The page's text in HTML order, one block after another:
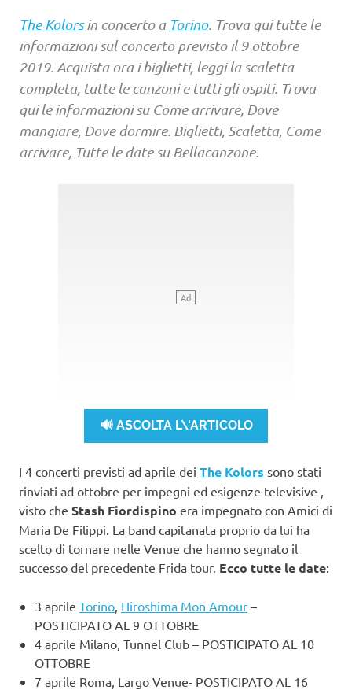
The Kolorsin concerto a Torino. Trova qui tutte le
informazioni sul concerto previsto il 9 ottobre
2019. Acquista ora i biglietti, leggi la scaletta
completa, tutte le canzoni e tutti gli ospiti. Trova
qui le informazioni su Come arrivare, Dove
mangiare, Dove dormire. Biglietti, Scaletta, Come
arrivare, Tutte le date su Bellacanzone.
🔊 ASCOLTA L\'ARTICOLO
I 4 concerti previsti ad aprile dei The Kolors sono stati
rinviati ad ottobre per impegni ed esigenze televisive ,
visto che Stash Fiordispino era impegnato con Amici di
Maria De Filippi. La band capitanata proprio da lui ha
scelto di tornare nelle Venue che hanno segnato il
successo del precedente Frida tour. Ecco tutte le date:
3 aprile Torino Hiroshima Mon Amour –
POSTICIPATO AL 9 OTTOBRE
4 aprile Milano, Tunnel Club – POSTICIPATO AL 10
OTTOBRE
7 aprile Roma, Largo Venue- POSTICIPATO AL 16